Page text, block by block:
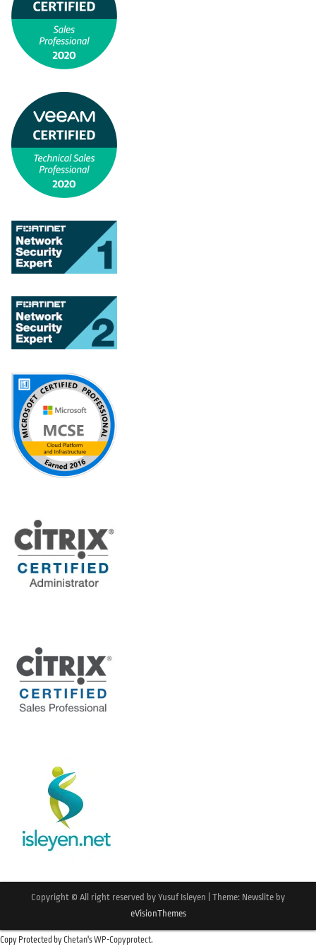
Copyright © All right reserved by Yusuf Isleyen
Theme: Newslite by
eVisionThemes
Copy Protected by Chetan'sWP-Copyprotect.